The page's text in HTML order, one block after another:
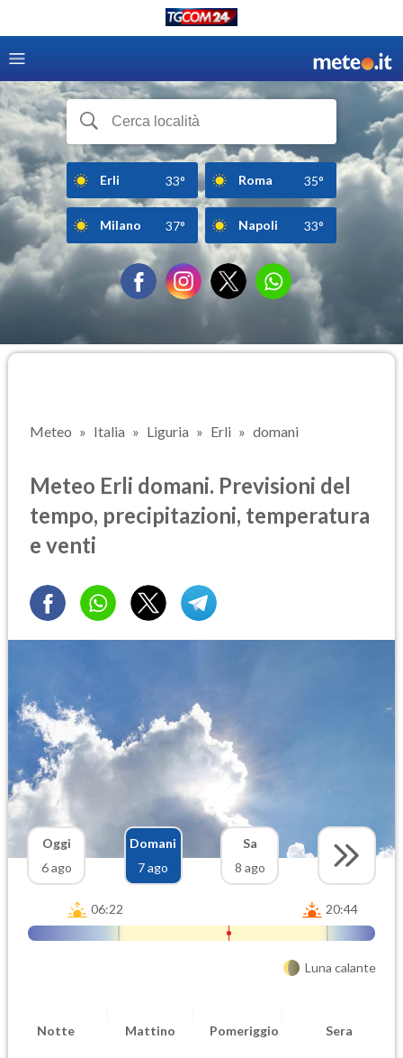
Erli 33° Roma 35°
Milano 37° Napoli 33°
Meteo Italia Liguria Erli domani
Meteo Erli domani. Previsioni del
tempo, precipitazioni, temperatura
e venti
Oggi
6 ago
Domani
7 ago
Sa
8 ago
06:22 20:44
Luna calante
Notte Mattino Pomeriggio Sera